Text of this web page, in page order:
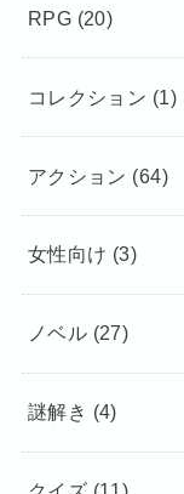
RPG (20)
コレクション (1)
アクション (64)
女性向け (3)
ノベル (27)
謎解き (4)